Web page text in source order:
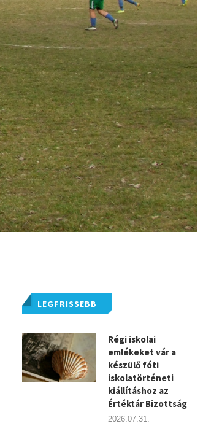
LEGFRISSEBB
Régi iskolai
emlékeket vár a
készülő fóti
iskolatörténeti
kiállításhoz az
Értéktár Bizottság
2026.07.31.